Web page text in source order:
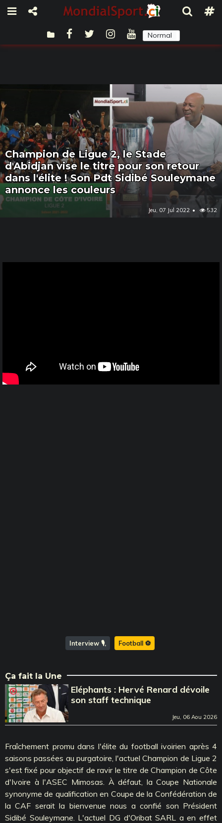
Normal
Champion de Ligue 2, le Stade
d'Abidjan vise le titre pour son retour
dans l'élite ! Son Pdt Sidibé Souleymane
annonce les couleurs
Jeu, 07 Jul 2022 532
Interview 🎙️ Football ⚽️
Ça fait la Une
Eléphants : Hervé Renard dévoile
son staff technique
Jeu, 06 Aou 2026
Fraîchement promu dans l'élite du football ivoirien après 4
saisons passées au purgatoire, l'actuel Champion de Ligue 2
s'est fixé pour objectif de ravir le titre de Champion de Côte
d'Ivoire à l'ASEC Mimosas. À défaut, la Coupe Nationale
synonyme de qualification en Coupe de la Confédération de
la CAF serait la bienvenue nous a confié son Président
Sidibé Souleymane. L'actuel DG d'Oribat SARL a en effet